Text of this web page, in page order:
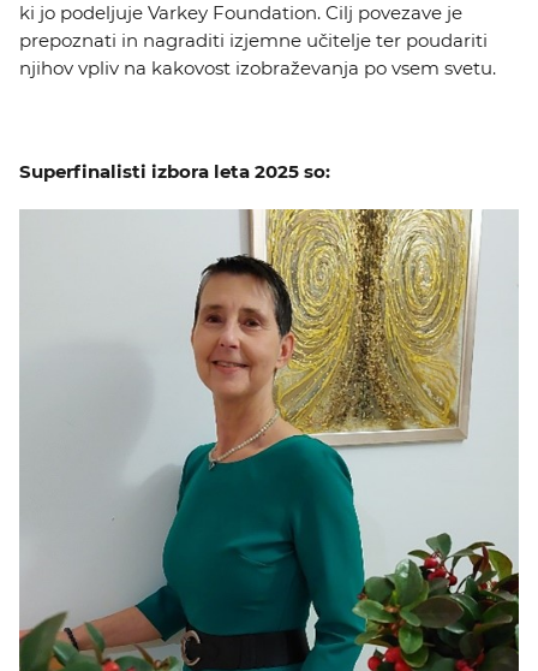
ki jo podeljuje Varkey Foundation. Cilj povezave je
prepoznati in nagraditi izjemne učitelje ter poudariti
njihov vpliv na kakovost izobraževanja po vsem svetu.
Superfinalisti izbora leta 2025 so: